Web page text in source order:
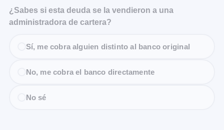
¿Sabes si esta deuda se la vendieron a una
administradora de cartera?
Sí, me cobra alguien distinto al banco original
No, me cobra el banco directamente
No sé